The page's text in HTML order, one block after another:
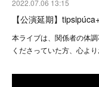
2022.07.06 13:15
【公演延期】
本ライブは、関係者の体
くださっていた方、心よ